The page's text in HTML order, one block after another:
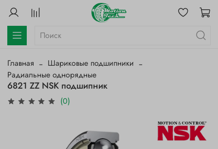
Главная
Шариковые подшипники
Радиальные однорядные
6821 ZZ NSK подшипник
(0)